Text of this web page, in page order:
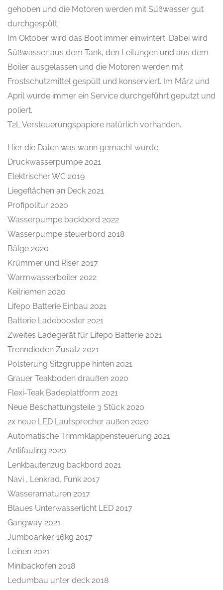
gehoben und die Motoren werden mit Süßwasser gut
durchgespült.
Im Oktober wird das Boot immer einwintert. Dabei wird
Süßwasser aus dem Tank, den Leitungen und aus dem
Boiler ausgelassen und die Motoren werden mit
Frostschutzmittel gespült und konserviert. Im März und
April wurde immer ein Service durchgeführt geputzt und
poliert.
T2L Versteuerungspapiere natürlich vorhanden.
Hier die Daten was wann gemacht wurde:
Druckwasserpumpe 2021
Elektrischer WC 2019
Liegeflächen an Deck 2021
Profipolitur 2020
Wasserpumpe backbord 2022
Wasserpumpe steuerbord 2018
Bälge 2020
Krümmer und Riser 2017
Warmwasserboiler 2022
Keilriemen 2020
Lifepo Batterie Einbau 2021
Batterie Ladebooster 2021
Zweites Ladegerät für Lifepo Batterie 2021
Trenndioden Zusatz 2021
Polsterung Sitzgruppe hinten 2021
Grauer Teakboden draußen 2020
Flexi-Teak Badeplattform 2021
Neue Beschattungsteile 3 Stück 2020
2x neue LED Lautsprecher außen 2020
Automatische Trimmklappensteuerung 2021
Antifauling 2020
Lenkbautenzug backbord 2021
Navi , Lenkrad, Funk 2017
Wasseramaturen 2017
Blaues Unterwasserlicht LED 2017
Gangway 2021
Jumboanker 16kg 2017
Leinen 2021
Minibackofen 2018
Ledumbau unter deck 2018